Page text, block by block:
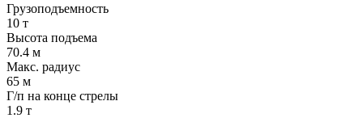
Грузоподъемность
10 т
Высота подъема
70.4 м
Макс. радиус
65 м
Г/п на конце стрелы
1.9 т